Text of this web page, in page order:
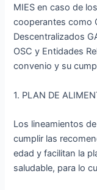
MIES en caso de
cooperantes como
Descentralizados
OSC y Entidades
convenio y su
1. PLAN DE
Los lineamientos
cumplir las
edad y facilitan la
saludable, para lo